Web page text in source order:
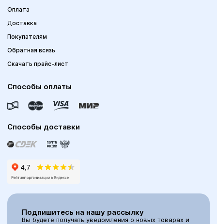
Оплата
Доставка
Покупателям
Обратная всязь
Скачать прайс-лист
Способы оплаты
Способы доставки
Подпишитесь на нашу рассылку
Вы будете получать уведомления о новых товарах и